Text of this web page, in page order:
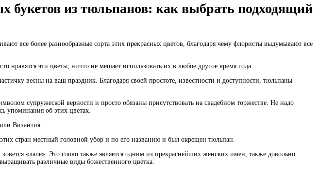
из тюльпанов: как выбрать подходящий
все более разнообразные сорта этих прекрасных цветов, благодаря чему флористы выдумывают все
нравятся эти цветы, ничто не мешает использовать их в любое другое время года.
весны на ваш праздник. Благодаря своей простоте, известности и доступности, тюльпаны
супружеской верности и просто обязаны присутствовать на свадебном торжестве. Не надо
упоминания об этих цветах.
Византия.
стран местный головной убор и по его названию и был окрещен тюльпан.
«лале». Это слово также является одним из прекраснейших женских имен, также довольно
различные виды божественного цветка.